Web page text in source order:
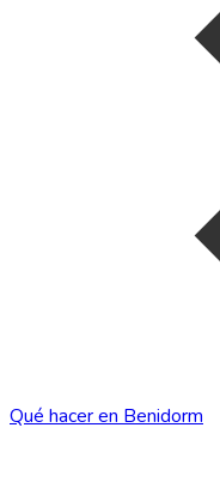
Qué hacer en Benidorm